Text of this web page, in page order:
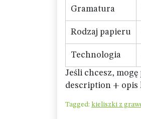
Gramatura
Rodzaj papieru
Technologia
Jeśli chcesz,
description +
Tagged: kieliszki z